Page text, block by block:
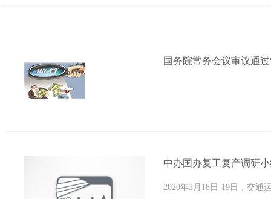
国务院常务会议审议通
中办国办复工复产调研
2020年3月18日-19日，交通